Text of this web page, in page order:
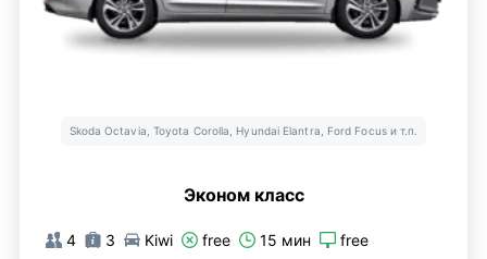
Skoda Octavia, Toyota Corolla, Hyundai Elantra, Ford Focus и т.п.
Эконом класс
4 3 Kiwi free 15 мин free